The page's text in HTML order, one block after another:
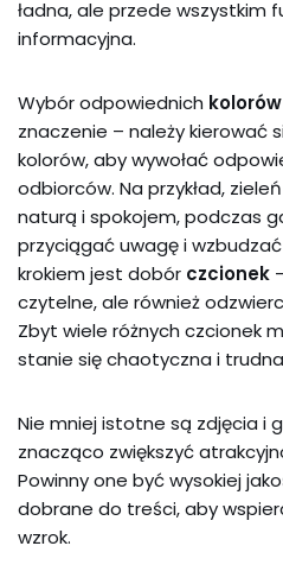
ładna, ale przede wszystkim
informacyjna.
Wybór odpowiednich kolorów
znaczenie – należy kierować
kolorów, aby wywołać
odbiorców. Na przykład,
naturą i spokojem, podczas
przyciągać uwagę i
krokiem jest dobór czcionek
czytelne, ale również
Zbyt wiele różnych czcionek
stanie się chaotyczna i
Nie mniej istotne są zdjęcia i
znacząco zwiększyć
Powinny one być wysokiej
dobrane do treści, aby
wzrok.